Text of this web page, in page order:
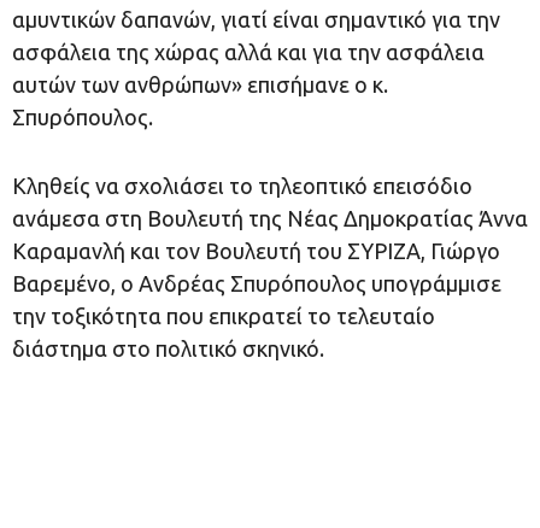
αμυντικών δαπανών, γιατί είναι σημαντικό για την
ασφάλεια της χώρας αλλά και για την ασφάλεια
αυτών των ανθρώπων» επισήμανε ο κ.
Σπυρόπουλος.
Κληθείς να σχολιάσει το τηλεοπτικό επεισόδιο
ανάμεσα στη Βουλευτή της Νέας Δημοκρατίας Άννα
Καραμανλή και τον Βουλευτή του ΣΥΡΙΖΑ, Γιώργο
Βαρεμένο, ο Ανδρέας Σπυρόπουλος υπογράμμισε
την τοξικότητα που επικρατεί το τελευταίο
διάστημα στο πολιτικό σκηνικό.